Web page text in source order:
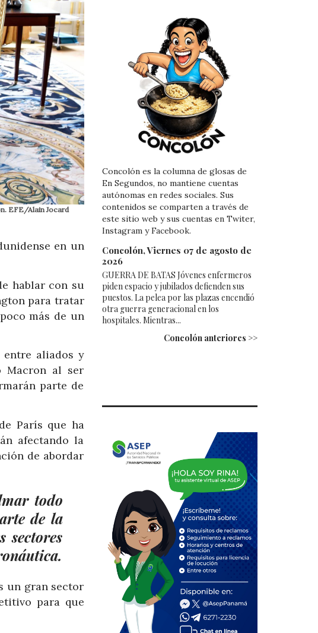
EFE/Alain Jocard
en un
hablar con su
para tratar
más de un
entre aliados y
Macron al ser
parte de
París que ha
afectando la
de abordar
todo
de la
sectores
un gran sector
para que
Concolón es la columna de glosas de
En Segundos, no mantiene cuentas
autónomas en redes sociales. Sus
contenidos se comparten a través de
este sitio web y sus cuentas en Twiter,
Instagram y Facebook.
Concolón, Viernes 07 de agosto de
2026
GUERRA DE BATAS Jóvenes enfermeros
piden espacio y jubilados defienden sus
puestos. La pelea por las plazas encendió
otra guerra generacional en los
hospitales. Mientras...
Concolón anteriores >>